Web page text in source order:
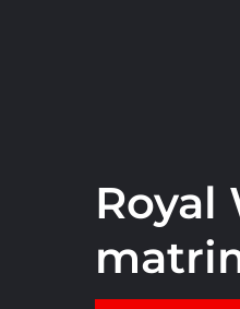
Royal